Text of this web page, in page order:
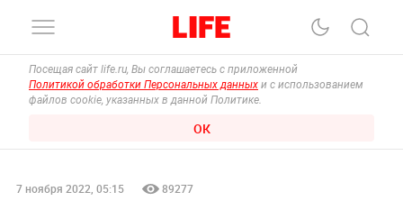
Посещая сайт life.ru, Вы соглашаетесь с приложенной
Политикой обработки Персональных данных и с использованием
файлов cookie, указанных в данной Политике.
ОК
7 ноября 2022, 05:15 89277